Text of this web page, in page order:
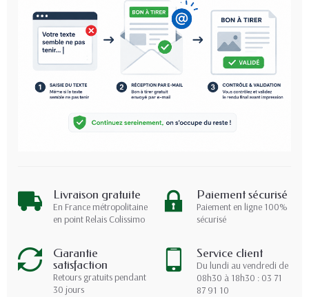
Livraison gratuite
En France métropolitaine
en point Relais Colissimo
Paiement sécurisé
Paiement en ligne 100%
sécurisé
Garantie
satisfaction
Retours gratuits pendant
30 jours
Service client
Du lundi au vendredi de
08h30 à 18h30 : 03 71
87 91 10